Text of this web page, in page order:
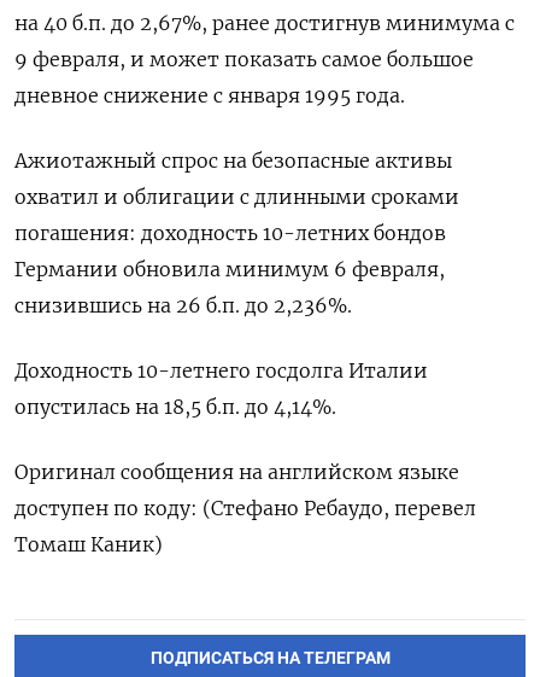
на 40 б.п. до 2,67%, ранее достигнув минимума с
9 февраля, и может показать самое большое
дневное снижение с января 1995 года.
Ажиотажный спрос на безопасные активы
охватил и облигации с длинными сроками
погашения: доходность 10-летних бондов
Германии обновила минимум 6 февраля,
снизившись на 26 б.п. до 2,236%.
Доходность 10-летнего госдолга Италии
опустилась на 18,5 б.п. до 4,14%.
Оригинал сообщения на английском языке
доступен по коду: (Стефано Ребаудо, перевел
Томаш Каник)
ПОДПИСАТЬСЯ НА ТЕЛЕГРАМ